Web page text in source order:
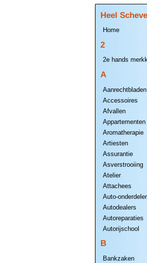
Heel
Home
2
2e hands
A
Aanrechtbladen
Accessoires
Afvallen
Appartementen
Aromatherapie
Artiesten
Assurantie
Asverstrooiing
Atelier
Attachees
Auto-
Autodealers
Autoreparaties
Autorijschool
B
Bankzaken